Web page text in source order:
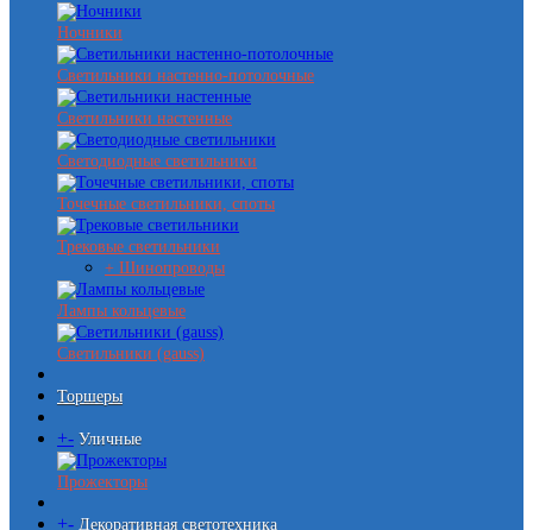
Ночники
Светильники настенно-потолочные
Светильники настенные
Светодиодные светильники
Точечные светильники, споты
Трековые светильники
+ Шинопроводы
Лампы кольцевые
Светильники (gauss)
Торшеры
+- Уличные
Прожекторы
+- Декоративная светотехника